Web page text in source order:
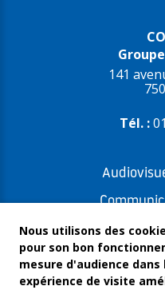
141
Tél. :
Freelances
Qui
Nous utilisons des
pour son bon
mesure d'audience
expérience de visite